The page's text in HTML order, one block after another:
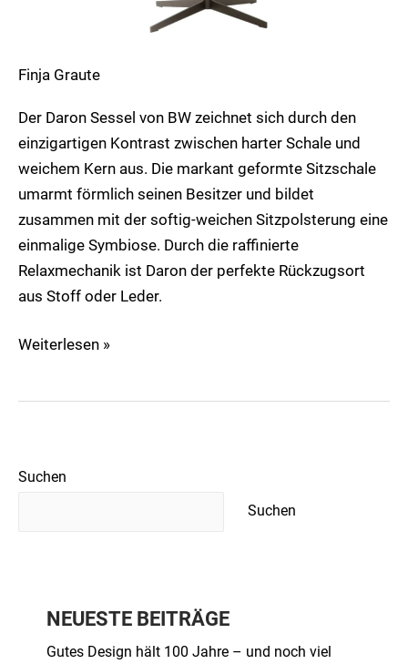
Finja Graute
Der Daron Sessel von BW zeichnet sich durch den
einzigartigen Kontrast zwischen harter Schale und
weichem Kern aus. Die markant geformte Sitzschale
umarmt förmlich seinen Besitzer und bildet
zusammen mit der softig-weichen Sitzpolsterung eine
einmalige Symbiose. Durch die raffinierte
Relaxmechanik ist Daron der perfekte Rückzugsort
aus Stoff oder Leder.
Weiterlesen »
Suchen
Suchen
NEUESTE BEITRÄGE
Gutes Design hält 100 Jahre – und noch viel